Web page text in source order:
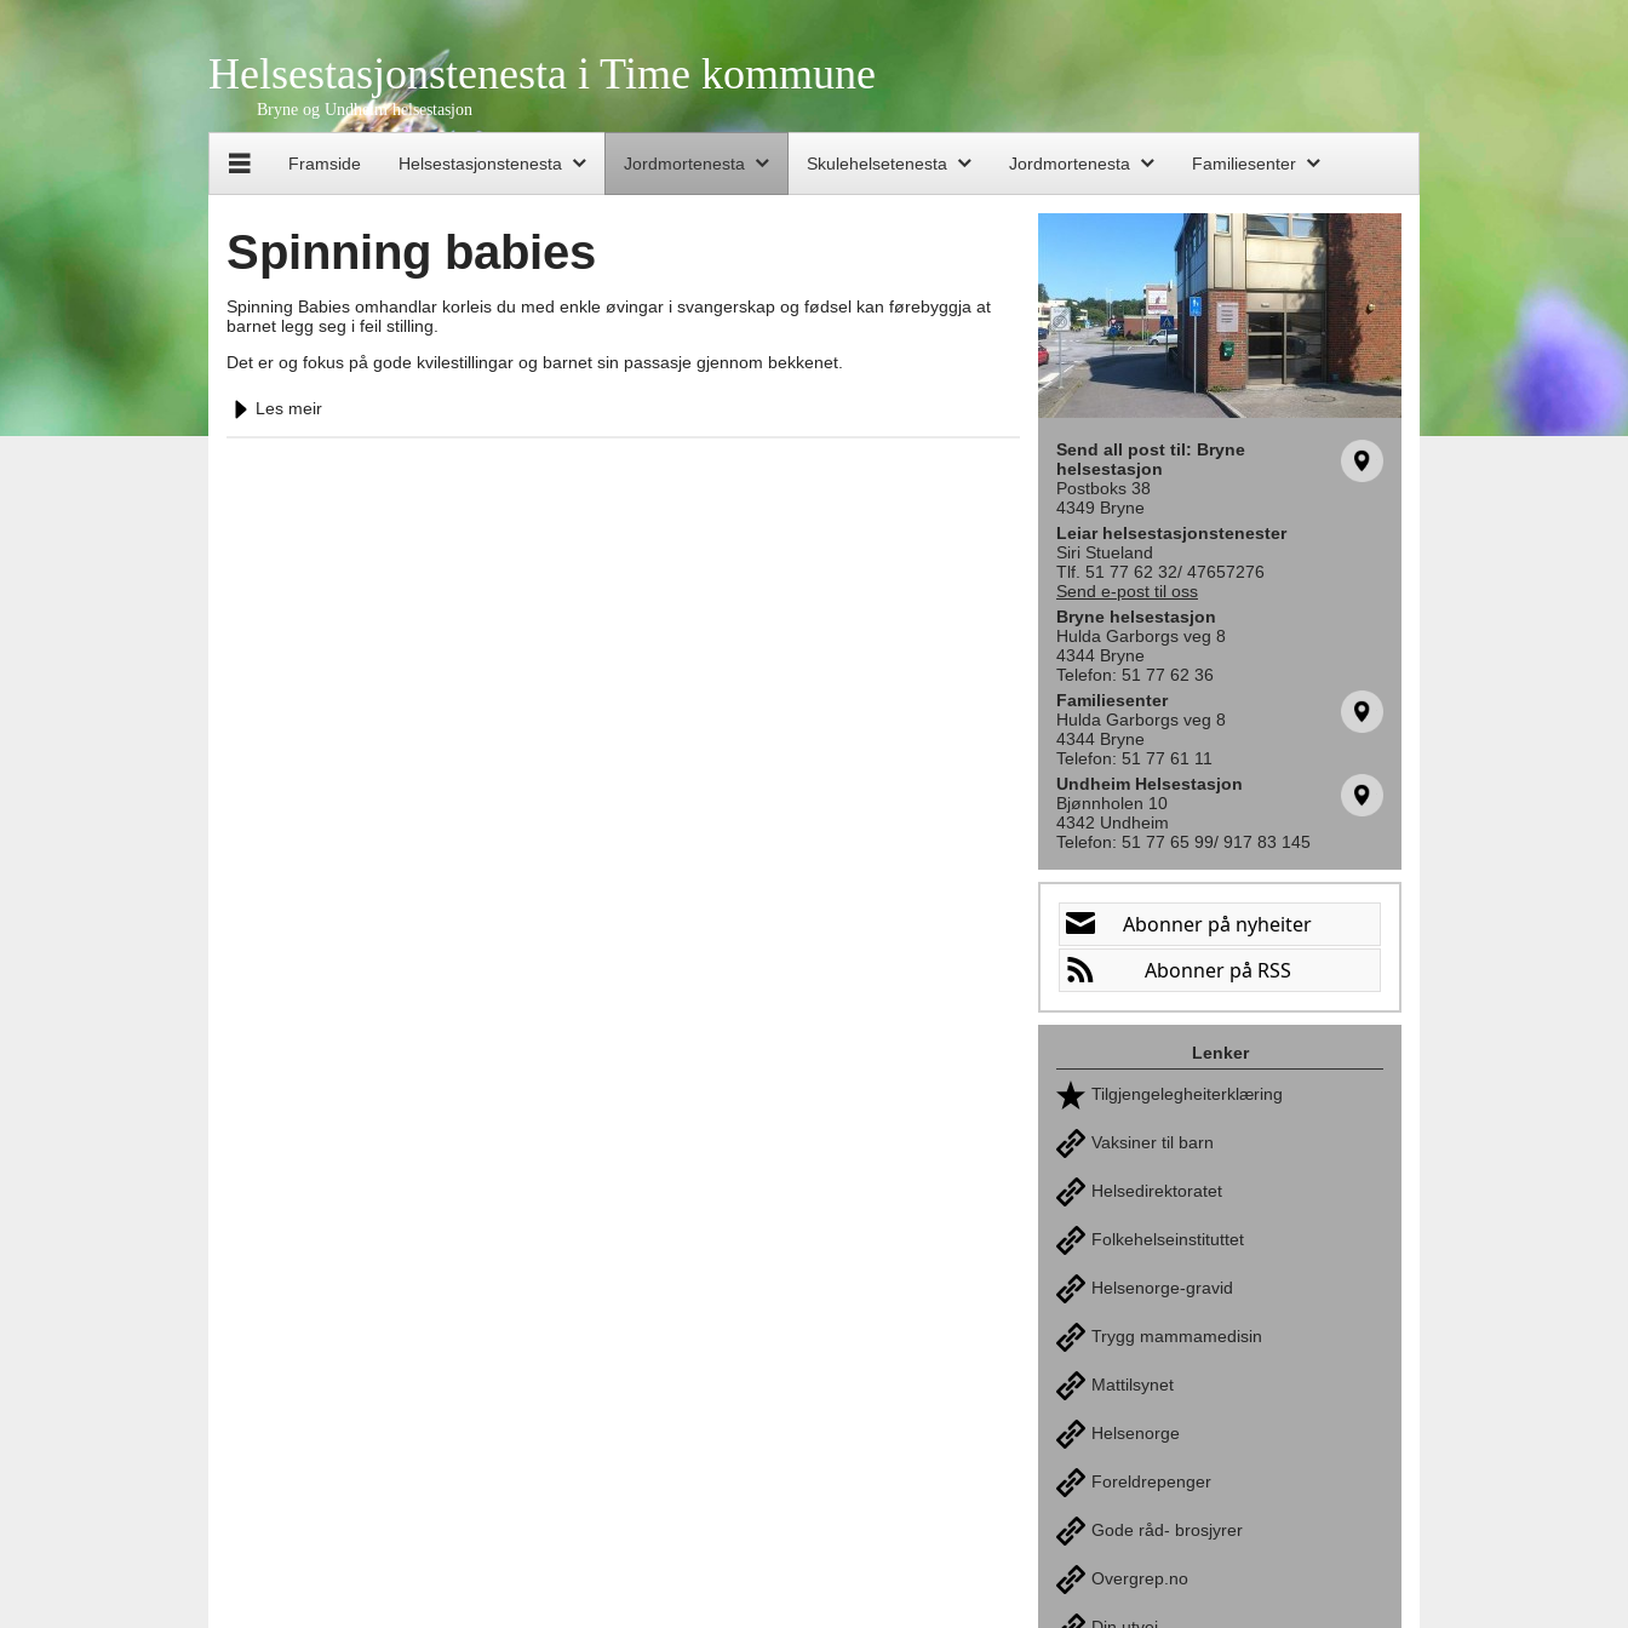
Helsestasjonstenesta i Time kommune
Bryne og Undheim helsestasjon
Framside Helsestasjonstenesta Jordmortenesta Skulehelsetenesta Jordmortenesta Familiesenter
Send all post til: Bryne
helsestasjon
Postboks 38
4349 Bryne
Leiar helsestasjonstenester
Siri Stueland
Tlf. 51 77 62 32/ 47657276
Send e-post til oss
Bryne helsestasjon
Hulda Garborgs veg 8
4344 Bryne
Telefon: 51 77 62 36
Familiesenter
Hulda Garborgs veg 8
4344 Bryne
Telefon: 51 77 61 11
Undheim Helsestasjon
Bjønnholen 10
4342 Undheim
Telefon: 51 77 65 99/ 917 83 145
Lenker
Tilgjengelegheiterklæring
Vaksiner til barn
Helsedirektoratet
Folkehelseinstituttet
Helsenorge-gravid
Trygg mammamedisin
Mattilsynet
Helsenorge
Foreldrepenger
Gode råd- brosjyrer
Overgrep.no
Spinning babies
Spinning Babies omhandlar korleis du med enkle øvingar i svangerskap og fødsel kan førebyggja at
barnet legg seg i feil stilling.
Det er og fokus på gode kvilestillingar og barnet sin passasje gjennom bekkenet.
Les meir